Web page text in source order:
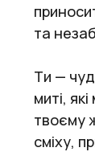
та
Ти —
миті,
твоєму
сміху,